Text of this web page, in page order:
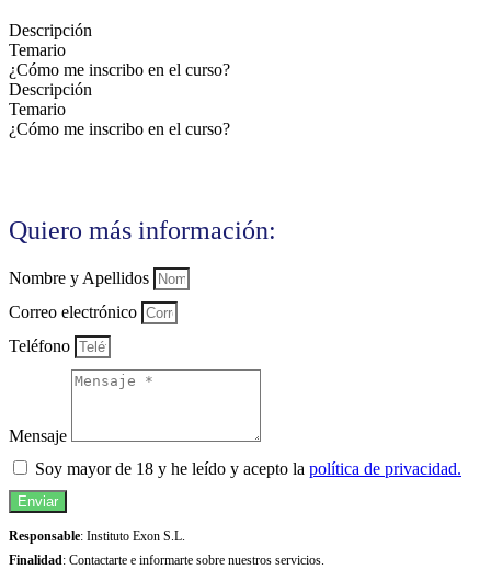
Descripción
Temario
¿Cómo me inscribo en el curso?
Descripción
Temario
¿Cómo me inscribo en el curso?
Quiero más información:
Nombre y Apellidos
Correo electrónico
Teléfono
Mensaje
Soy mayor de 18 y he leído y acepto la política de privacidad.
Enviar
Responsable: Instituto Exon S.L.
Finalidad: Contactarte e informarte sobre nuestros servicios.